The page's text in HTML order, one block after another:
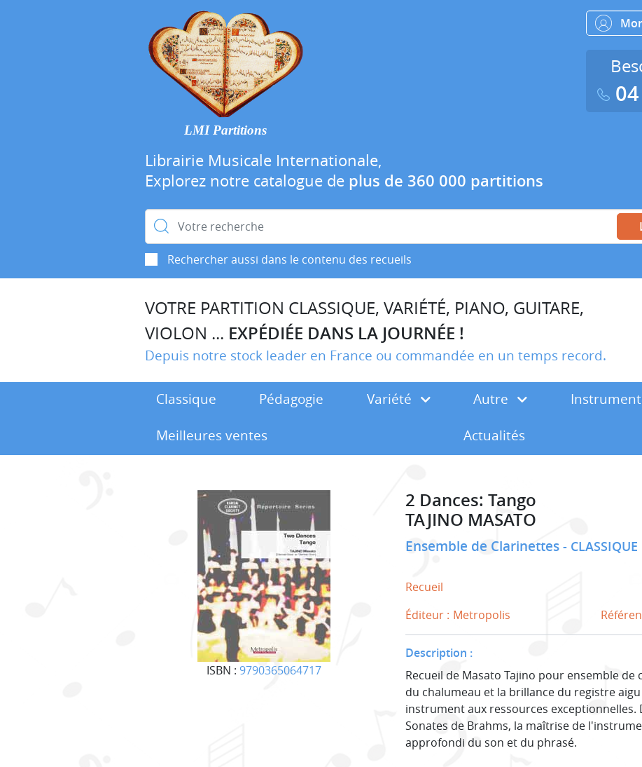
LMI Partitions
Librairie Musicale Internationale,
Explorez notre catalogue de plus de 360 000 partitions
Rechercher :
Rechercher aussi dans le contenu des recueils
04
VOTRE PARTITION CLASSIQUE, VARIÉTÉ, PIANO, GUITARE,
VIOLON ... EXPÉDIÉE DANS LA JOURNÉE !
Depuis notre stock leader en France ou commandée en un temps record.
Classique Pédagogie Variété Autre
Meilleures ventes
Actualités
ISBN : 9790365064717
2 Dances: Tango
TAJINO MASATO
Ensemble de Clarinettes CLASSIQUE
Recueil
Éditeur : Metropolis
Description :
Recueil de Masato Tajino pour ensemble
du chalumeau et la brillance du registre
instrument aux ressources exceptionnelles.
Sonates de Brahms, la maîtrise de
approfondi du son et du phrasé.